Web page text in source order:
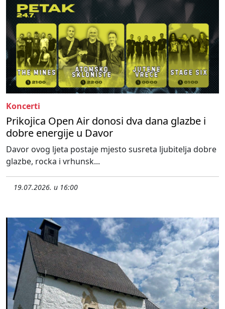
Koncerti
Prikojica Open Air donosi dva dana glazbe i
dobre energije u Davor
Davor ovog ljeta postaje mjesto susreta ljubitelja dobre
glazbe, rocka i vrhunsk...
19.07.2026. u 16:00